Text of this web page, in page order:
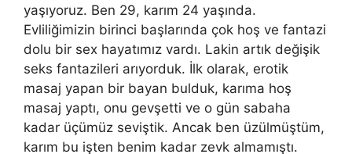
yaşıyoruz. Ben 29, karım 24 yaşında.
Evliliğimizin birinci başlarında çok hoş ve fantazi
dolu bir sex hayatımız vardı. Lakin artık değişik
seks fantazileri arıyorduk. İlk olarak, erotik
masaj yapan bir bayan bulduk, karıma hoş
masaj yaptı, onu gevşetti ve o gün sabaha
kadar üçümüz seviştik. Ancak ben üzülmüştüm,
karım bu işten benim kadar zevk almamıştı.